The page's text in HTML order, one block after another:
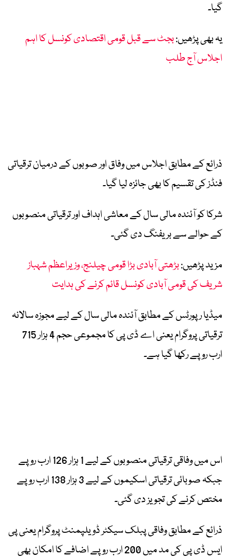
گیا۔
یہ بھی پڑھیں:بجٹ سے قبل قومی اقتصادی کونسل کا اہم
اجلاس آج طلب
ذرائع کے مطابق اجلاس میں وفاق اور صوبوں کے درمیان ترقیاتی
فنڈز کی تقسیم کا بھی جائزہ لیا گیا۔
شرکا کو آئندہ مالی سال کے معاشی اہداف اور ترقیاتی منصوبوں
کے حوالے سے بریفنگ دی گئی۔
مزید پڑھیں:بڑھتی آبادی بڑا قومی چیلنج، وزیراعظم شہباز
شریف کی قومی آبادی کونسل قائم کرنے کی ہدایت
میڈیا رپورٹس کے مطابق آئندہ مالی سال کے لیے مجوزہ سالانہ
ترقیاتی پروگرام یعنی اے ڈی پی کا مجموعی حجم 4 ہزار 715
ارب روپے رکھا گیا ہے۔
اس میں وفاقی ترقیاتی منصوبوں کے لیے 1 ہزار 126 ارب روپے
جبکہ صوبائی ترقیاتی اسکیموں کے لیے 3 ہزار 138 ارب روپے
مختص کرنے کی تجویز دی گئی۔
ذرائع کے مطابق وفاقی پبلک سیکٹر ڈویلپمنٹ پروگرام یعنی پی
ایس ڈی پی کی مد میں 200 ارب روپے اضافے کا امکان بھی